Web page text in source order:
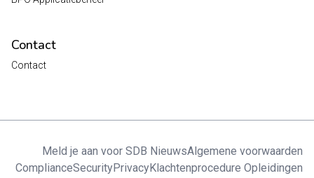
Contact
Contact
Meld je aan voor SDB NieuwsAlgemene voorwaarden
ComplianceSecurityPrivacyKlachtenprocedure Opleidingen